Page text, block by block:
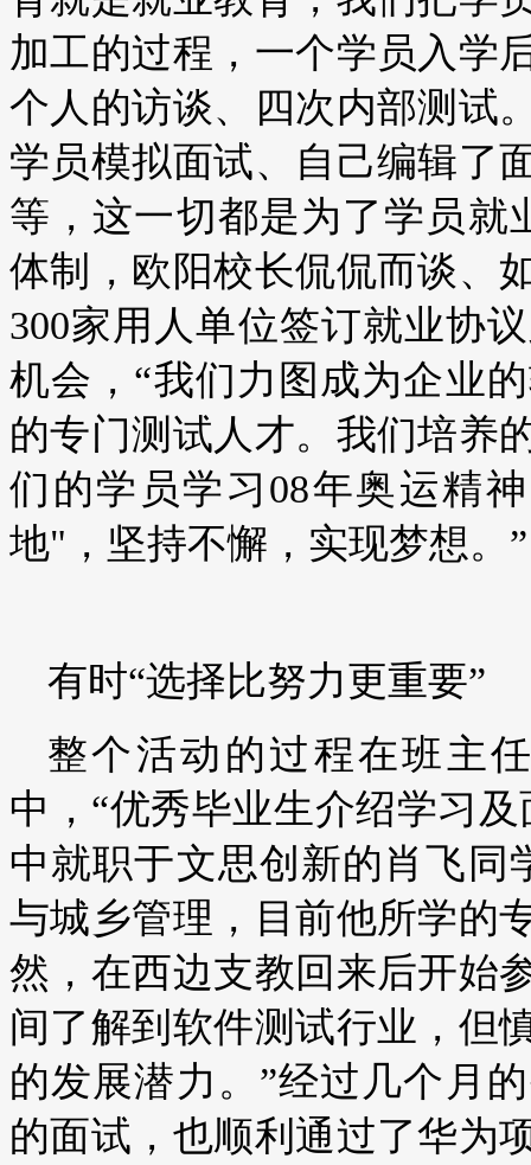
加工的过程，一个学员入学
个人的访谈、四次内部测试
学员模拟面试、自己编辑了
等，这一切都是为了学员就
体制，欧阳校长侃侃而谈、
300家用人单位签订就业协
机会，“我们力图成为企业
的专门测试人才。我们培养
们的学员学习08年奥运精
地"，坚持不懈，实现梦想。”
有时“选择比努力更重要”
整个活动的过程在班主
中，“优秀毕业生介绍学习
中就职于文思创新的肖飞同
与城乡管理，目前他所学的
然，在西边支教回来后开始
间了解到软件测试行业，但
的发展潜力。”经过几个月
的面试，也顺利通过了华为